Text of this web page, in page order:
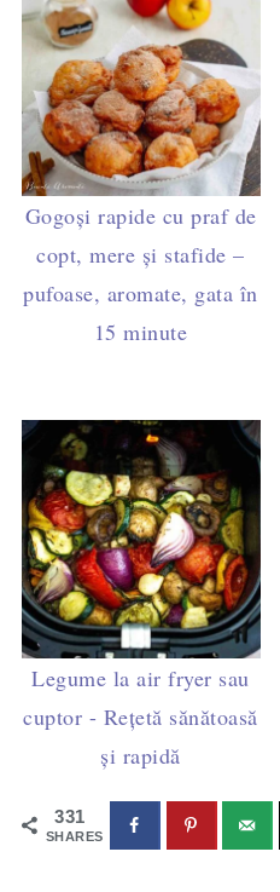
Gogoși rapide cu praf de
copt, mere și stafide –
pufoase, aromate, gata în
15 minute
Legume la air fryer sau
cuptor - Rețetă sănătoasă
și rapidă
331
SHARES